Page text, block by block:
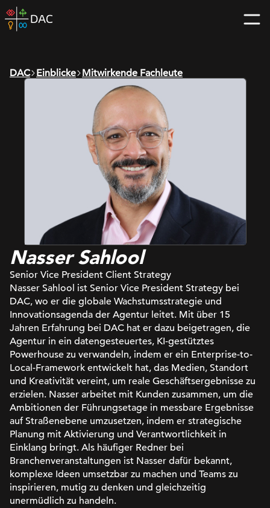
Skip
to
home
DAC Einblicke Mitwirkende Fachleute
Nasser Sahlool
Senior Vice President Client Strategy
Nasser Sahlool ist Senior Vice President Strategy bei
DAC, wo er die globale Wachstumsstrategie und
Innovationsagenda der Agentur leitet. Mit über 15
Jahren Erfahrung bei DAC hat er dazu beigetragen, die
Agentur in ein datengesteuertes, KI-gestütztes
Powerhouse zu verwandeln, indem er ein Enterprise-to-
Local-Framework entwickelt hat, das Medien, Standort
und Kreativität vereint, um reale Geschäftsergebnisse zu
erzielen. Nasser arbeitet mit Kunden zusammen, um die
Ambitionen der Führungsetage in messbare Ergebnisse
auf Straßenebene umzusetzen, indem er strategische
Planung mit Aktivierung und Verantwortlichkeit in
Einklang bringt. Als häufiger Redner bei
Branchenveranstaltungen ist Nasser dafür bekannt,
komplexe Ideen umsetzbar zu machen und Teams zu
inspirieren, mutig zu denken und gleichzeitig
unermüdlich zu handeln.